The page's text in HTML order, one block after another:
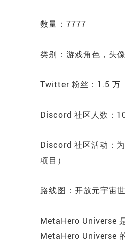
数量：7777
类别：游戏角色，头
Twitter 粉丝：1.5 万
Discord 社区人数：
Discord 社区活动：
项目）
路线图：开放元宇宙
MetaHero Universe
MetaHero Universe